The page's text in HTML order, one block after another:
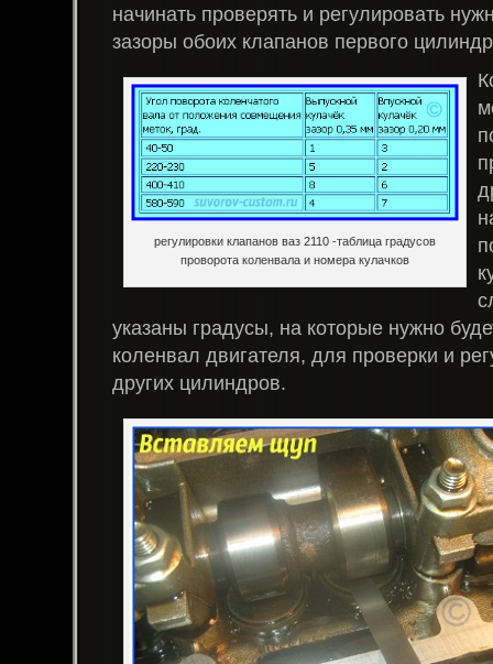
начинать проверять и регулировать
зазоры обоих клапанов первого
регулировки клапанов ваз 2110 -таблица градусов
проворота коленвала и номера кулачков
указаны градусы, на которые нужно
коленвал двигателя, для проверки и
других цилиндров.